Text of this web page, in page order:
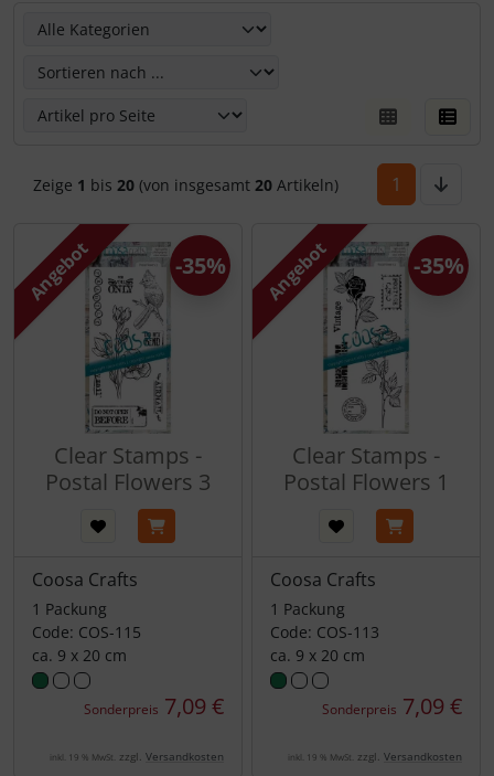
Zeige 1 bis 20(von insgesamt 20Artikeln) 1
Angebot
Clear Stamps -
Postal Flowers 3
Coosa Crafts
1 Packung
Code: COS-115
ca. 9 x 20 cm
Sonderpreis 7,09 €
-35%
inkl. 19 % MwSt. zzgl. Versandkosten
Angebot
Clear Stamps -
Postal Flowers 1
Coosa Crafts
1 Packung
Code: COS-113
ca. 9 x 20 cm
Sonderpreis 7,09 €
-35%
inkl. 19 % MwSt. zzgl. Versandkosten